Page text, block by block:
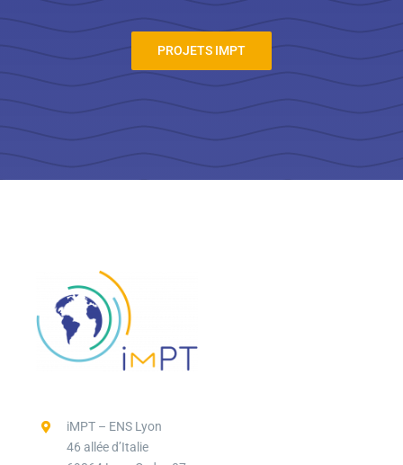
PROJETS IMPT
iMPT – ENS Lyon
46 allée d’Italie